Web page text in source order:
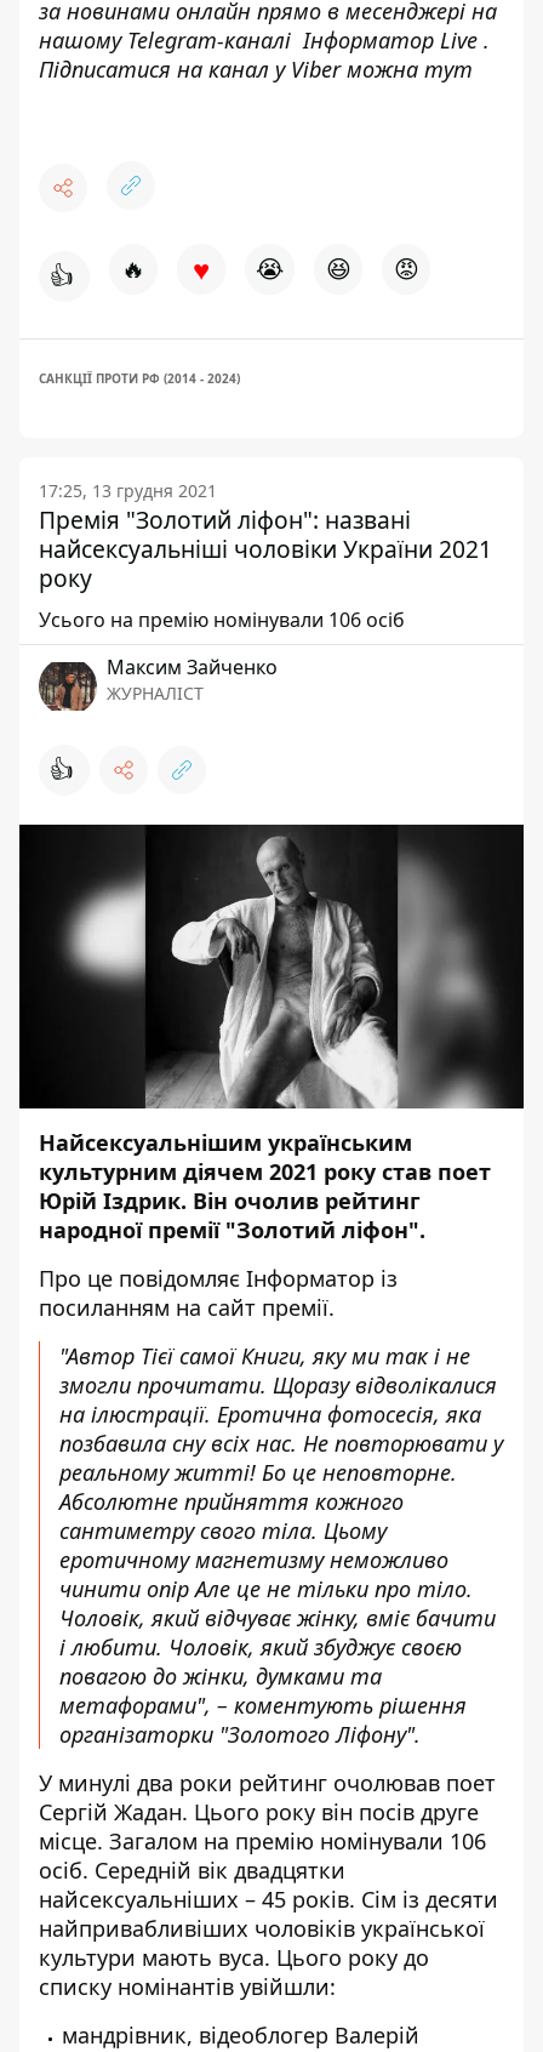
за новинами онлайн прямо в месенджері на
нашому Telegram-каналіІнформатор Live .
Підписатися на канал у Viber можна тут
👍 🔥 ♥ 😭 😆 😡
САНКЦІЇ ПРОТИ РФ (2014 - 2024)
17:25, 13 грудня 2021
Премія "Золотий ліфон": названі
найсексуальніші чоловіки України 2021
року
Усього на премію номінували 106 осіб
Максим Зайченко
ЖУРНАЛІСТ
👍
Найсексуальнішим українським
культурним діячем 2021 року став поет
Юрій Іздрик. Він очолив рейтинг
народної премії "Золотий ліфон".
Про це повідомляє Інформатор із
посиланням на сайт премії.
"Автор Тієї самої Книги, яку ми так і не
змогли прочитати. Щоразу відволікалися
на ілюстрації. Еротична фотосесія, яка
позбавила сну всіх нас. Не повторювати у
реальному житті! Бо це неповторне.
Абсолютне прийняття кожного
сантиметру свого тіла. Цьому
еротичному магнетизму неможливо
чинити опір Але це не тільки про тіло.
Чоловік, який відчуває жінку, вміє бачити
і любити. Чоловік, який збуджує своєю
повагою до жінки, думками та
метафорами", – коментують рішення
організаторки "Золотого Ліфону".
У минулі два роки рейтинг очолював поет
Сергій Жадан. Цього року він посів друге
місце. Загалом на премію номінували 106
осіб. Середній вік двадцятки
найсексуальніших – 45 років. Сім із десяти
найпривабливіших чоловіків української
культури мають вуса. Цього року до
списку номінантів увійшли:
мандрівник, відеоблогер Валерій